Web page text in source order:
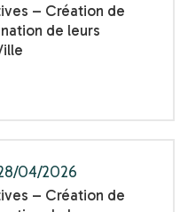
– Création de
de leurs
04/2026
– Création de